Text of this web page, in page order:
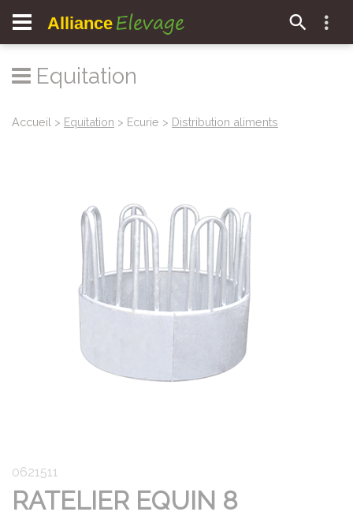
Alliance Elevage
Equitation
Accueil > Equitation > Ecurie > Distribution aliments
0621511
RATELIER EQUIN 8